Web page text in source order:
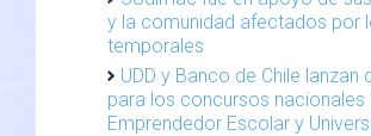
y la comunidad afectados por
temporales
UDD y Banco de Chile
para los concursos
Emprendedor Escolar y